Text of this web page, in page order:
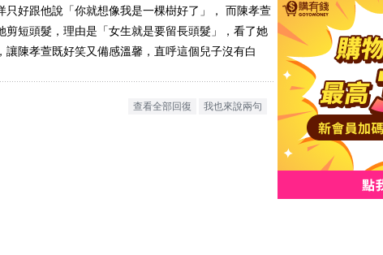
好跟他說「你就想像我是一棵樹好了」， 而陳孝萱
短頭髮，理由是「女生就是要留長頭髮」，看了她
陳孝萱既好笑又備感溫馨，直呼這個兒子沒有白
查看全部回復 我也來說兩句